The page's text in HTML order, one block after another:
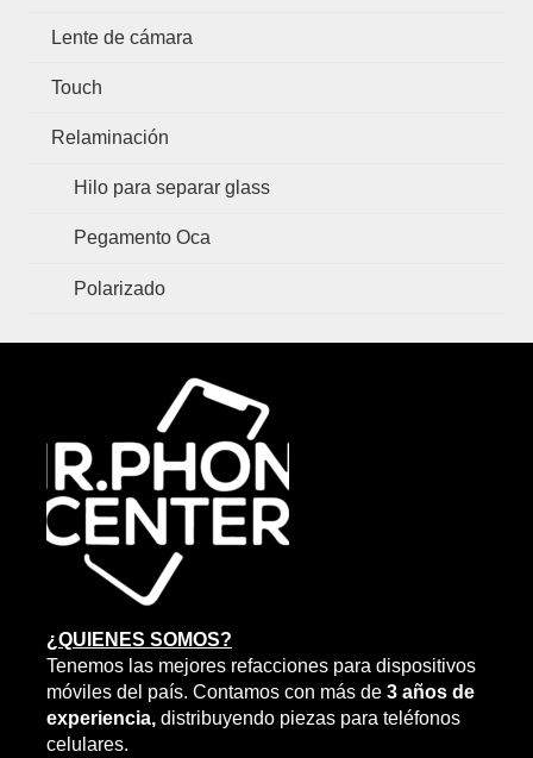
Lente de cámara
Touch
Relaminación
Hilo para separar glass
Pegamento Oca
Polarizado
¿QUIENES SOMOS?
Tenemos las mejores refacciones para dispositivos
móviles del país. Contamos con más de 3 años de
experiencia, distribuyendo piezas para teléfonos
celulares.